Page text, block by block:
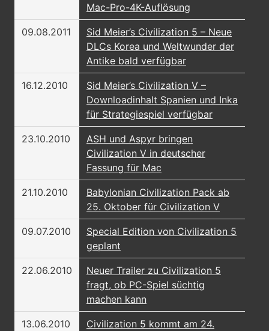
Mac-Pro-4K-Auflösung
09.08.2011
Sid Meier’s Civilization 5 – Neue
DLCs Korea und Weltwunder der
Antike bald verfügbar
16.12.2010
Sid Meier’s Civilization V –
Downloadinhalt Spanien und Inka
für Strategiespiel verfügbar
23.10.2010
ASH und Aspyr bringen
Civilization V in deutscher
Fassung für Mac
21.10.2010
Babylonian Civilization Pack ab
25. Oktober für Civilization V
09.07.2010
Special Edition von Civilization 5
geplant
22.06.2010
Neuer Trailer zu Civilization 5
fragt, ob PC-Spiel süchtig
machen kann
13.06.2010
Civilization 5 kommt am 24.